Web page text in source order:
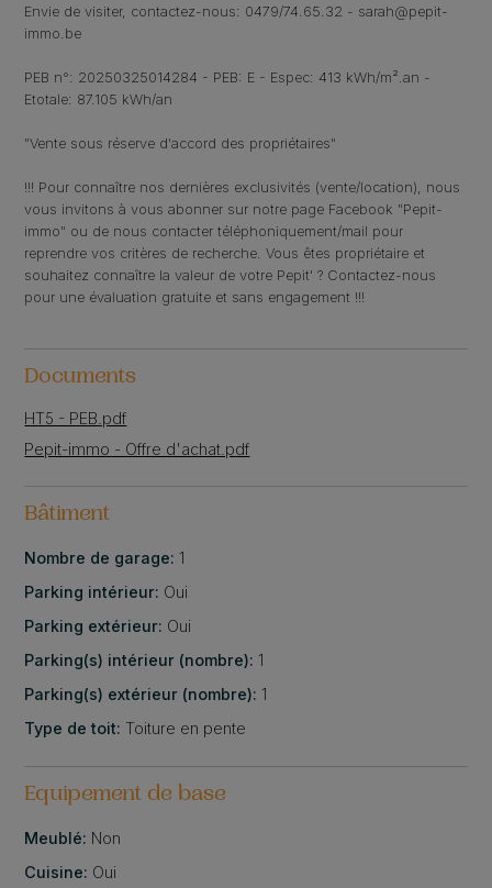
Envie de visiter, contactez-nous: 0479/74.65.32 - sarah@pepit-
immo.be
PEB n°: 20250325014284 - PEB: E - Espec: 413 kWh/m².an -
Etotale: 87.105 kWh/an
"Vente sous réserve d'accord des propriétaires"
!!! Pour connaître nos dernières exclusivités (vente/location), nous
vous invitons à vous abonner sur notre page Facebook "Pepit-
immo" ou de nous contacter téléphoniquement/mail pour
reprendre vos critères de recherche. Vous êtes propriétaire et
souhaitez connaître la valeur de votre Pepit' ? Contactez-nous
pour une évaluation gratuite et sans engagement !!!
Documents
HT5 - PEB.pdf
Pepit-immo - Offre d'achat.pdf
Bâtiment
Nombre de garage: 1
Parking intérieur: Oui
Parking extérieur: Oui
Parking(s) intérieur (nombre): 1
Parking(s) extérieur (nombre): 1
Type de toit: Toiture en pente
Equipement de base
Meublé: Non
Cuisine: Oui